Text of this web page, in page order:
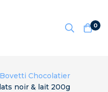
0
Bovetti Chocolatier
noir & lait 200g